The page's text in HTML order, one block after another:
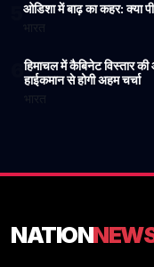
ओडिशा में बाढ़ का कहर: क्या
6हिमाचल में कैबिनेट विस्तार
हाईकमान से होगी अहम चर्चा
NATION